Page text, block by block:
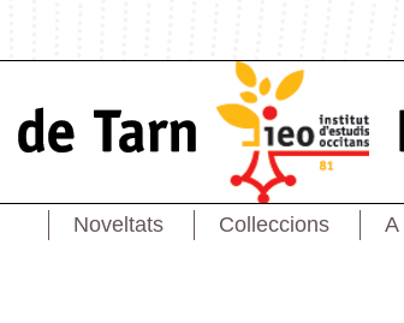
Noveltats Colleccions A